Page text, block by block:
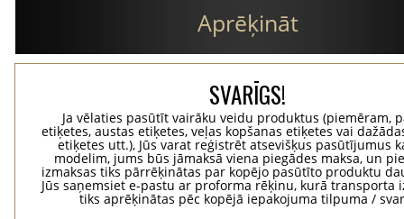
Aprēķināt
SVARĪGS!
Ja vēlaties pasūtīt vairāku veidu produktus (piemēram,
etiķetes, austas etiķetes, veļas kopšanas etiķetes vai
etiķetes utt.), Jūs varat reģistrēt atsevišķus pasūtījumus
modelim, jums būs jāmaksā viena piegādes maksa, un
izmaksas tiks pārrēķinātas par kopējo pasūtīto produktu
Jūs saņemsiet e-pastu ar proforma rēķinu, kurā transporta
tiks aprēķinātas pēc kopējā iepakojuma tilpuma /